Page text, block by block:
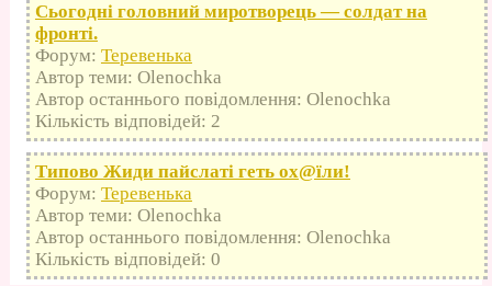
Сьогодні головний миротворець — солдат на
фронті.
Форум: Теревенька
Автор теми: Olenochka
Автор останнього повідомлення: Olenochka
Кількість відповідей: 2
Типово Жиди пайслаті геть оx@їли!
Форум: Теревенька
Автор теми: Olenochka
Автор останнього повідомлення: Olenochka
Кількість відповідей: 0